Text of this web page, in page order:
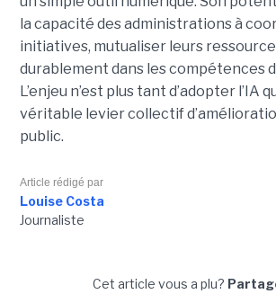
la capacité des administrations à
initiatives, mutualiser leurs
durablement dans les compétences
L’enjeu n’est plus tant d’adopter l’IA
véritable levier collectif
public.
Article rédigé par
Louise Costa
Journaliste
Cet article vous a plu?